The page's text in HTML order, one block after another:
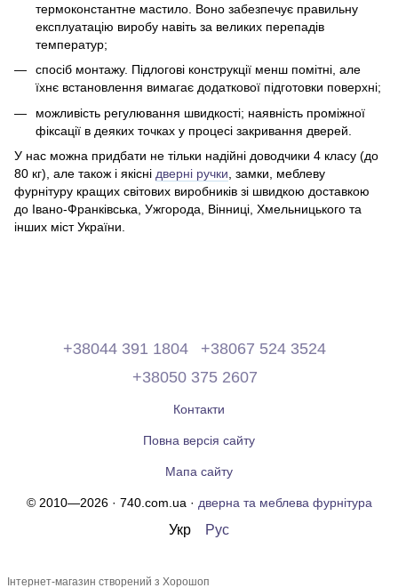
термоконстантне мастило. Воно забезпечує правильну
експлуатацію виробу навіть за великих перепадів
температур;
спосіб монтажу. Підлогові конструкції менш помітні, але
їхнє встановлення вимагає додаткової підготовки поверхні;
можливість регулювання швидкості; наявність проміжної
фіксації в деяких точках у процесі закривання дверей.
У нас можна придбати не тільки надійні доводчики 4 класу (до
80 кг), але також і якісні дверні ручки , замки, меблеву
фурнітуру кращих світових виробників зі швидкою доставкою
до Івано-Франківська, Ужгорода, Вінниці, Хмельницького та
інших міст України.
+38044 391 1804
+38067 524 3524
+38050 375 2607
Контакти
Повна версія сайту
Мапа сайту
© 2010—2026 · 740.com.ua · дверна та меблева фурнітура
Укр Рус
Інтернет-магазин створений з Хорошоп